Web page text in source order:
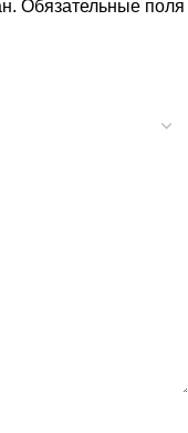
Обязательные поля